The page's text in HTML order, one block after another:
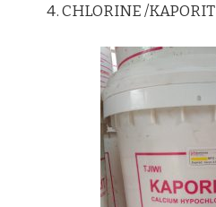
CHLORINE /KAPORIT